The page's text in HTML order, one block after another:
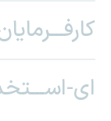
ای-